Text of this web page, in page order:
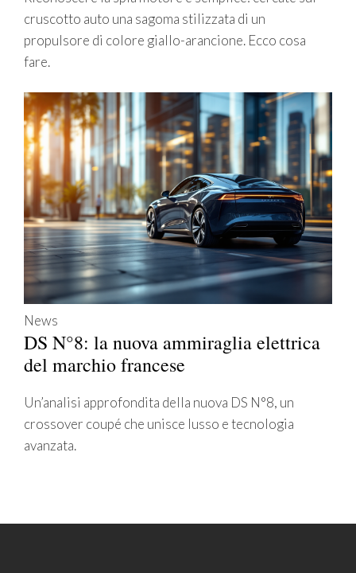
cruscotto auto una sagoma stilizzata di un
propulsore di colore giallo-arancione. Ecco cosa
fare.
News
DS N°8: la nuova ammiraglia elettrica
del marchio francese
Un’analisi approfondita della nuova DS N°8, un
crossover coupé che unisce lusso e tecnologia
avanzata.